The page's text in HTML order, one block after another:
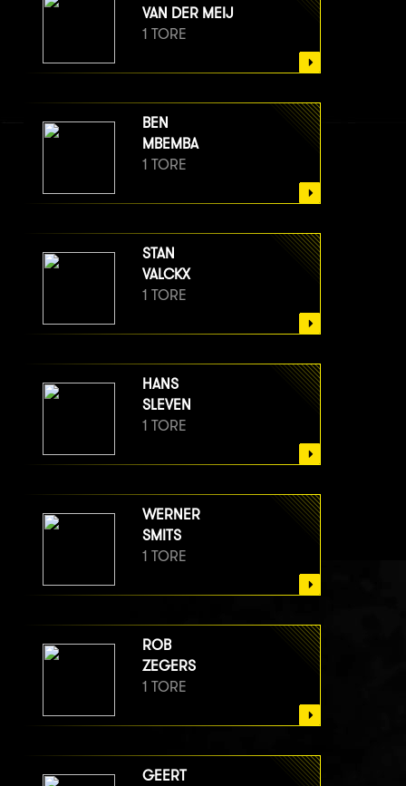
VAN DER MEIJ
1 TORE
BEN
MBEMBA
1 TORE
STAN
VALCKX
1 TORE
HANS
SLEVEN
1 TORE
WERNER
SMITS
1 TORE
ROB
ZEGERS
1 TORE
GEERT